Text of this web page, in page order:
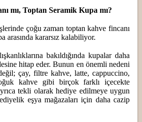
mı, Toptan Seramik Kupa mı?
çoğu zaman toptan kahve fincanı
arasında kararsız kalabiliyor.
bakıldığında kupalar daha
hitap eder. Bunun en önemli nedeni
çay, filtre kahve, latte, cappuccino,
kahve gibi birçok farklı içecekte
tekli olarak hediye edilmeye uygun
eşya mağazaları için daha cazip